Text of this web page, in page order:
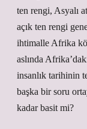
ten rengi, Asyalı
açık ten rengi
ihtimalle Afrika
aslında
insanlık tarihinin
başka bir soru
kadar basit mi?